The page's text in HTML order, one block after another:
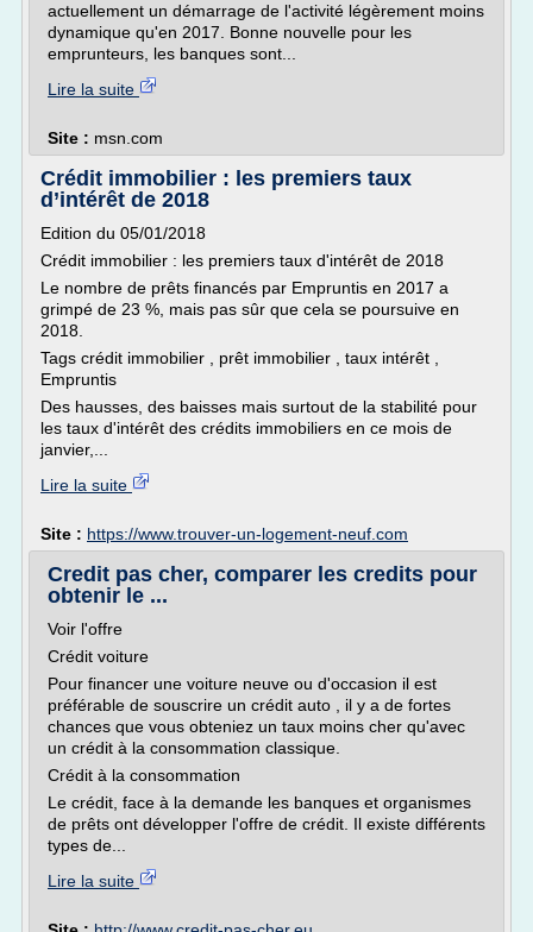
actuellement un démarrage de l'activité légèrement moins
dynamique qu'en 2017. Bonne nouvelle pour les
emprunteurs, les banques sont...
Lire la suite
Site : msn.com
Crédit immobilier : les premiers taux
d’intérêt de 2018
Edition du 05/01/2018
Crédit immobilier : les premiers taux d'intérêt de 2018
Le nombre de prêts financés par Empruntis en 2017 a
grimpé de 23 %, mais pas sûr que cela se poursuive en
2018.
Tags crédit immobilier , prêt immobilier , taux intérêt ,
Empruntis
Des hausses, des baisses mais surtout de la stabilité pour
les taux d'intérêt des crédits immobiliers en ce mois de
janvier,...
Lire la suite
Site : https://www.trouver-un-logement-neuf.com
Credit pas cher, comparer les credits pour
obtenir le ...
Voir l'offre
Crédit voiture
Pour financer une voiture neuve ou d'occasion il est
préférable de souscrire un crédit auto , il y a de fortes
chances que vous obteniez un taux moins cher qu'avec
un crédit à la consommation classique.
Crédit à la consommation
Le crédit, face à la demande les banques et organismes
de prêts ont développer l'offre de crédit. Il existe différents
types de...
Lire la suite